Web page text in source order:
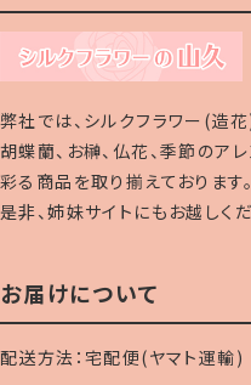
弊社では、シルクフラワー(造花
胡蝶蘭、お榊、仏花、季節のア
彩る商品を取り揃えております。
是非、姉妹サイトにもお越しくだ
お届けについて
配送方法：宅配便(ヤマト運輸)